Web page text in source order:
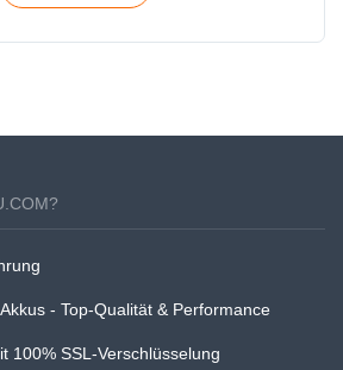
- Top-Qualität & Performance
100% SSL-Verschlüsselung